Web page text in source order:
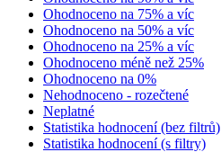
Ohodnoceno na 75% a víc
Ohodnoceno na 50% a víc
Ohodnoceno na 25% a víc
Ohodnoceno méně než 25%
Ohodnoceno na 0%
Nehodnoceno - rozečtené
Neplatné
Statistika hodnocení (bez filtrů)
Statistika hodnocení (s filtry)